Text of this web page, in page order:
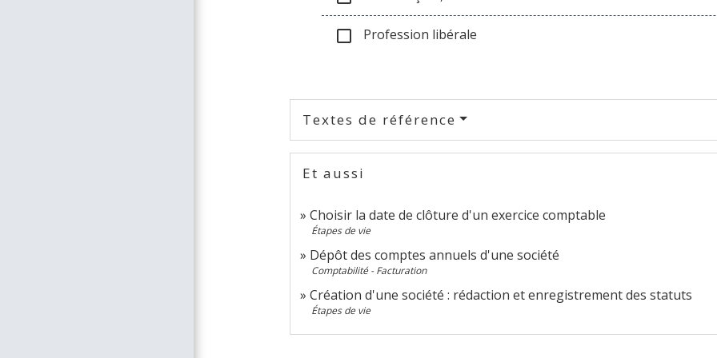
check_box_outline_blank Profession libérale
Textes de référence
Et aussi
Choisir la date de clôture d'un exercice comptable
Étapes de vie
Dépôt des comptes annuels d'une société
Comptabilité - Facturation
Création d'une société : rédaction et enregistrement des statuts
Étapes de vie